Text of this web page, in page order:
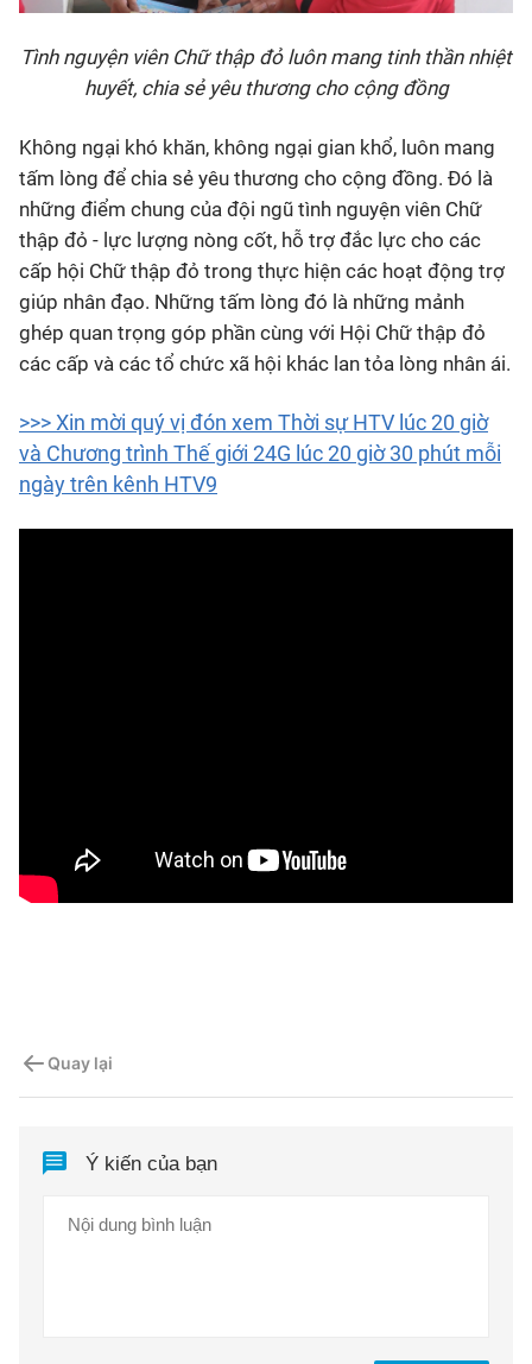
Tình nguyện viên Chữ thập đỏ luôn mang tinh thần nhiệt
huyết, chia sẻ yêu thương cho cộng đồng
Không ngại khó khăn, không ngại gian khổ, luôn mang
tấm lòng để chia sẻ yêu thương cho cộng đồng. Đó là
những điểm chung của đội ngũ tình nguyện viên Chữ
thập đỏ - lực lượng nòng cốt, hỗ trợ đắc lực cho các
cấp hội Chữ thập đỏ trong thực hiện các hoạt động trợ
giúp nhân đạo. Những tấm lòng đó là những mảnh
ghép quan trọng góp phần cùng với Hội Chữ thập đỏ
các cấp và các tổ chức xã hội khác lan tỏa lòng nhân ái.
>>> Xin mời quý vị đón xem Thời sự HTV lúc 20 giờ
và Chương trình Thế giới 24G lúc 20 giờ 30 phút mỗi
ngày trên kênh HTV9
Quay lại
Ý kiến của bạn